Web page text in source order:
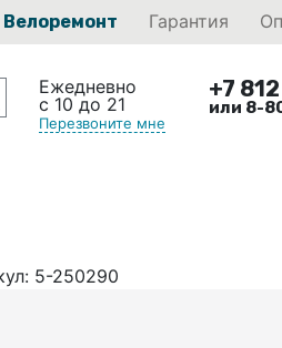
Велоремонт Гарантия
Ежедневно
с 10 до 21
Перезвоните мне
+7
или 8-
5-250290